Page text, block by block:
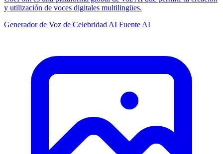
y utilización de voces digitales multilingües.
Generador de Voz de Celebridad AI Fuente AI